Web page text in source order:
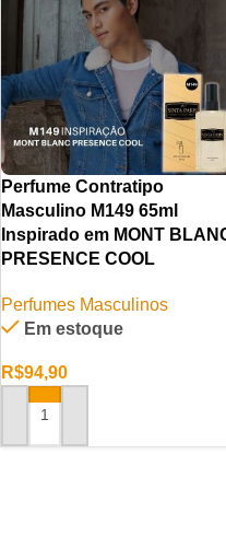
Perfume Contratipo
Masculino M149 65ml
Inspirado em MONT
PRESENCE COOL
Perfumes Masculinos
Em estoque
R$94,90
ADICIONAR AO CARRINHO